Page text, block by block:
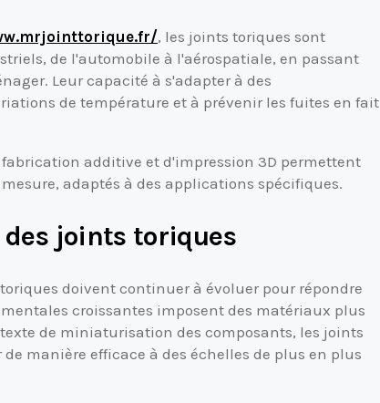
, les joints toriques sont
de l'automobile à l'aérospatiale, en passant
Leur capacité à s'adapter à des
de température et à prévenir les fuites en fait
additive et d'impression 3D permettent
adaptés à des applications spécifiques.
joints toriques
doivent continuer à évoluer pour répondre
croissantes imposent des matériaux plus
de miniaturisation des composants, les joints
manière efficace à des échelles de plus en plus